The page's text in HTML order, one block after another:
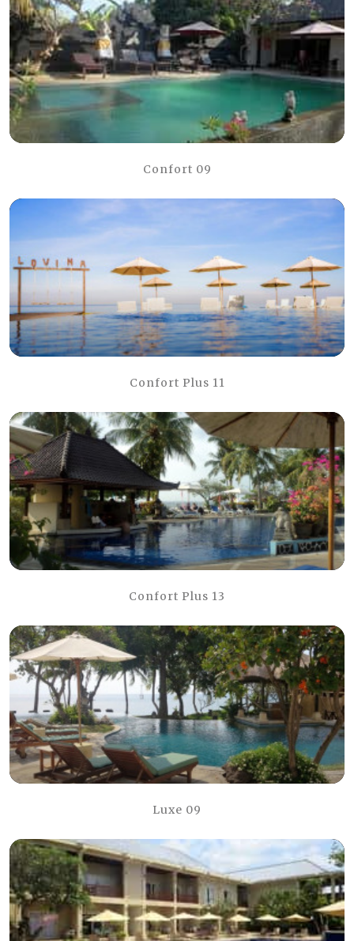
Confort 09
Confort Plus 11
Confort Plus 13
Luxe 09